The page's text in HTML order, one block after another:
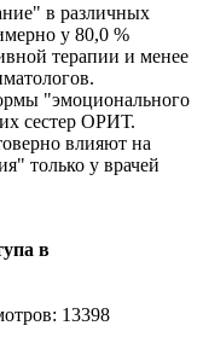
в различных
у 80,0 %
терапии и менее
"эмоционального
сестер ОРИТ.
влияют на
только у врачей
в
13398